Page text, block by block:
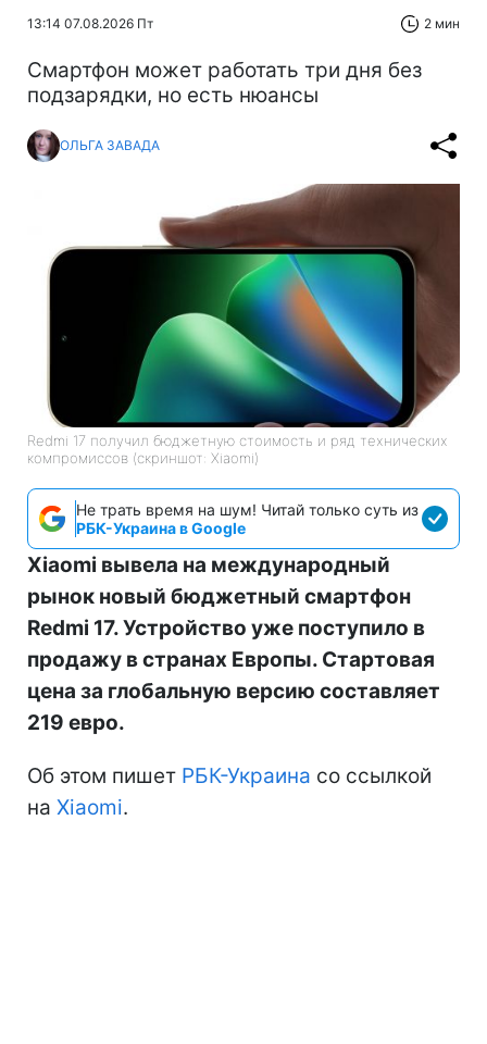
13:14 07.08.2026 Пт 2 мин
Смартфон может работать три дня без
подзарядки, но есть нюансы
ОЛЬГА ЗАВАДА
Redmi 17 получил бюджетную стоимость и ряд технических
компромиссов (скриншот: Xiaomi)
Не трать время на шум! Читай только суть из
РБК-Украина в Google
Xiaomi вывела на международный
рынок новый бюджетный смартфон
Redmi 17. Устройство уже поступило в
продажу в странах Европы. Стартовая
цена за глобальную версию составляет
219 евро.
Об этом пишет РБК-Украина со ссылкой
на Xiaomi.